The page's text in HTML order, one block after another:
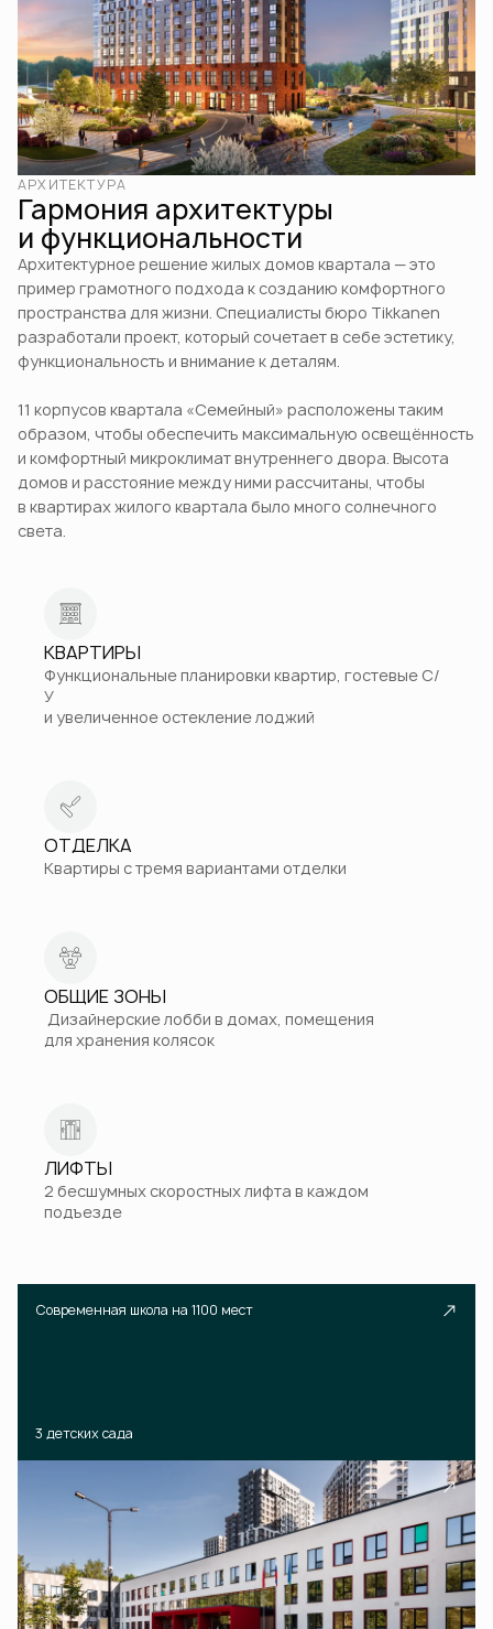
АРХИТЕКТУРА
Гармония архитектуры
и функциональности
Архитектурное решение жилых домов квартала — это
пример грамотного подхода к созданию комфортного
пространства для жизни. Специалисты бюро Tikkanen
разработали проект, который сочетает в себе эстетику,
функциональность и внимание к деталям.
11 корпусов квартала «Семейный» расположены таким
образом, чтобы обеспечить максимальную освещённость
и комфортный микроклимат внутреннего двора. Высота
домов и расстояние между ними рассчитаны, чтобы
в квартирах жилого квартала было много солнечного
света.
КВАРТИРЫ
Функциональные планировки квартир, гостевые С/
У
и увеличенное остекление лоджий
ОТДЕЛКА
Квартиры с тремя вариантами отделки
ОБЩИЕ ЗОНЫ
Дизайнерские лобби в домах, помещения
для хранения колясок
ЛИФТЫ
2 бесшумных скоростных лифта в каждом
подъезде
Современная школа на 1100 мест
3 детских сада